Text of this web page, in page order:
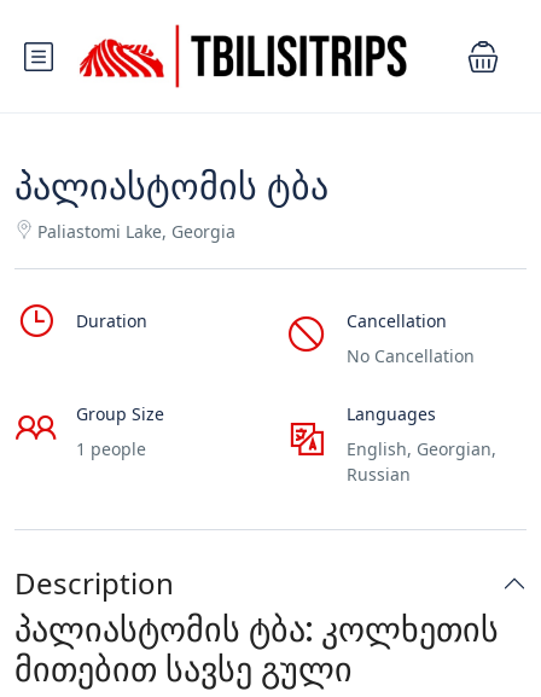
პალიასტომის ტბა
Paliastomi Lake, Georgia
Duration
Cancellation
No Cancellation
Group Size
1 people
Languages
English, Georgian,
Russian
Description
პალიასტომის ტბა: კოლხეთის
მითებით სავსე გული